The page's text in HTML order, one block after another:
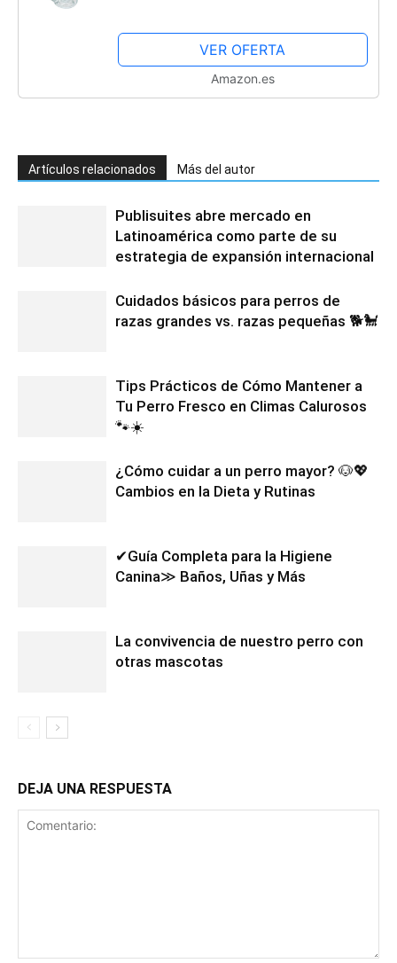
VER OFERTA
Amazon.es
Artículos relacionados Más del autor
Publisuites abre mercado en
Latinoamérica como parte de su
estrategia de expansión internacional
Cuidados básicos para perros de
razas grandes vs. razas pequeñas 🐕🐩
Tips Prácticos de Cómo Mantener a
Tu Perro Fresco en Climas Calurosos
🐾☀️
¿Cómo cuidar a un perro mayor? 🐶💖
Cambios en la Dieta y Rutinas
✔Guía Completa para la Higiene
Canina≫ Baños, Uñas y Más
La convivencia de nuestro perro con
otras mascotas
DEJA UNA RESPUESTA